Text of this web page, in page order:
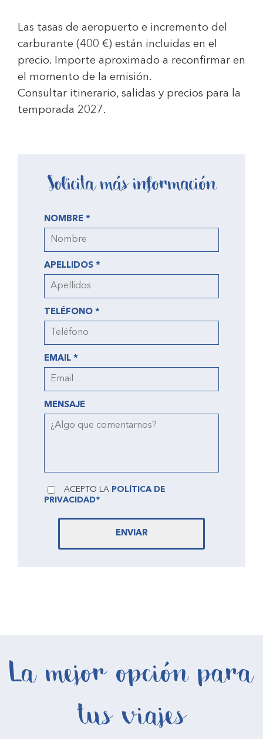
Las tasas de aeropuerto e incremento del
carburante (400 €) están incluidas en el
precio. Importe aproximado a reconfirmar en
el momento de la emisión.
Consultar itinerario, salidas y precios para la
temporada 2027.
Solicita más información
NOMBRE *
APELLIDOS *
TELÉFONO *
EMAIL *
MENSAJE
ACEPTO LA POLÍTICA DE
PRIVACIDAD*
ENVIAR
La mejor opción para
tus viajes